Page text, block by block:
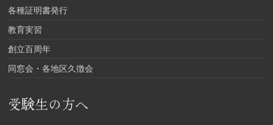
各種証明書発行
教育実習
創立百周年
同窓会・各地区久徴会
受験生の方へ